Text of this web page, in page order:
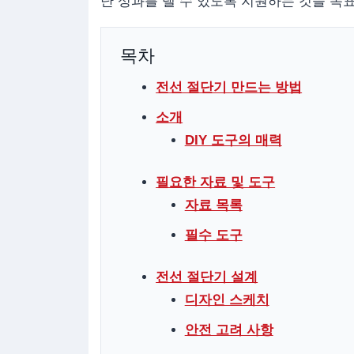
목차
전선 절단기 만드는 방법
소개
DIY 도구의 매력
필요한 자료 및 도구
자료 목록
필수 도구
전선 절단기 설계
디자인 스케치
안전 고려 사항